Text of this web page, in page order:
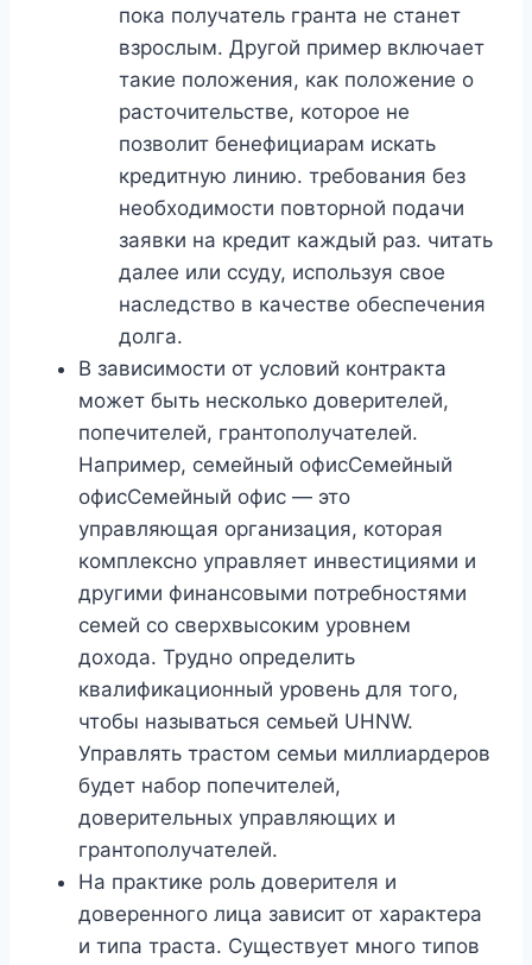
пока получатель гранта не станет
взрослым. Другой пример включает
такие положения, как положение о
расточительстве, которое не
позволит бенефициарам искать
кредитную линию. требования без
необходимости повторной подачи
заявки на кредит каждый раз. читать
далее или ссуду, используя свое
наследство в качестве обеспечения
долга.
В зависимости от условий контракта
может быть несколько доверителей,
попечителей, грантополучателей.
Например, семейный офисСемейный
офисСемейный офис — это
управляющая организация, которая
комплексно управляет инвестициями и
другими финансовыми потребностями
семей со сверхвысоким уровнем
дохода. Трудно определить
квалификационный уровень для того,
чтобы называться семьей UHNW.
Управлять трастом семьи миллиардеров
будет набор попечителей,
доверительных управляющих и
грантополучателей.
На практике роль доверителя и
доверенного лица зависит от характера
и типа траста. Существует много типов